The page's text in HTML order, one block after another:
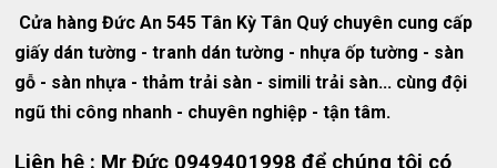
Cửa hàng Đức An 545 Tân Kỳ Tân Quý chuyên cung cấp
giấy dán tường - tranh dán tường - nhựa ốp tường - sàn
gỗ - sàn nhựa - thảm trải sàn - simili trải sàn... cùng đội
ngũ thi công nhanh - chuyên nghiệp - tận tâm.
Liên hệ : Mr Đức 0949401998 để chúng tôi có